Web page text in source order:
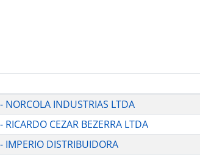
INDUSTRIAS LTDA
CEZAR BEZERRA LTDA
DISTRIBUIDORA